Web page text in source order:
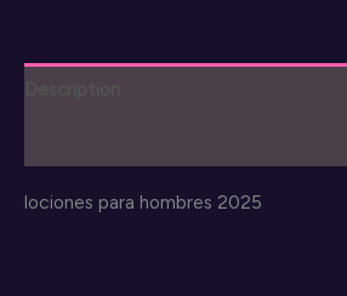
lociones para hombres 2025